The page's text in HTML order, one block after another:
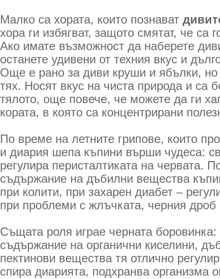
Малко са хората, които познават
хора ги избягват, защото смятат, че са
Ако имате възможност да наберете
останете удивени от техния вкус и
Още е рано за диви круши и ябълки, но
тях. Носят вкус на чиста природа и са
тялото, още повече, че можете да ги
кората, в която са концентрирани
По време на летните грипове, които
и диария шепа къпини върши чудеса:
регулира перисталтиката на червата.
съдържание на дъбилни вещества
при колити, при захарен диабет –
при проблеми с жлъчката, черния
Същата роля играе черната боровинка:
съдържание на органични киселини,
пектинови вещества тя отлично
спира диарията, подхранва организма